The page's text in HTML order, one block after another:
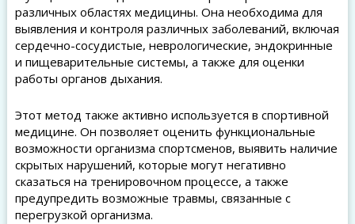
различных областях медицины. Она необходима для
выявления и контроля различных заболеваний, включая
сердечно-сосудистые, неврологические, эндокринные
и пищеварительные системы, а также для оценки
работы органов дыхания.
Этот метод также активно используется в спортивной
медицине. Он позволяет оценить функциональные
возможности организма спортсменов, выявить наличие
скрытых нарушений, которые могут негативно
сказаться на тренировочном процессе, а также
предупредить возможные травмы, связанные с
перегрузкой организма.